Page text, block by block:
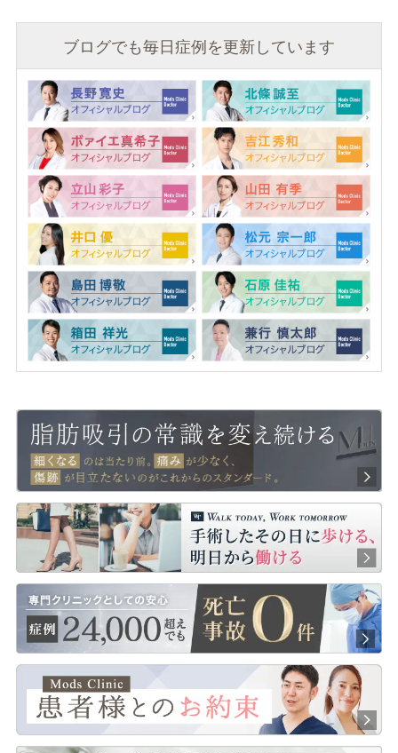
ブログでも毎日症例を更新しています